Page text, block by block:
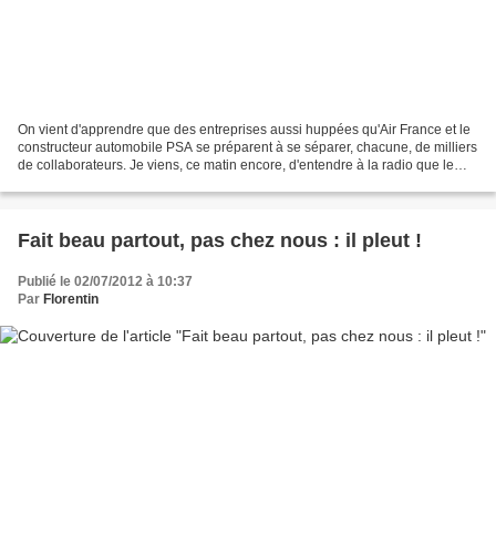
On vient d'apprendre que des entreprises aussi huppées qu'Air France et le
constructeur automobile PSA se préparent à se séparer, chacune, de milliers
de collaborateurs. Je viens, ce matin encore, d'entendre à la radio que le
Fait beau partout, pas chez nous : il pleut !
Publié le 02/07/2012 à 10:37
Par Florentin